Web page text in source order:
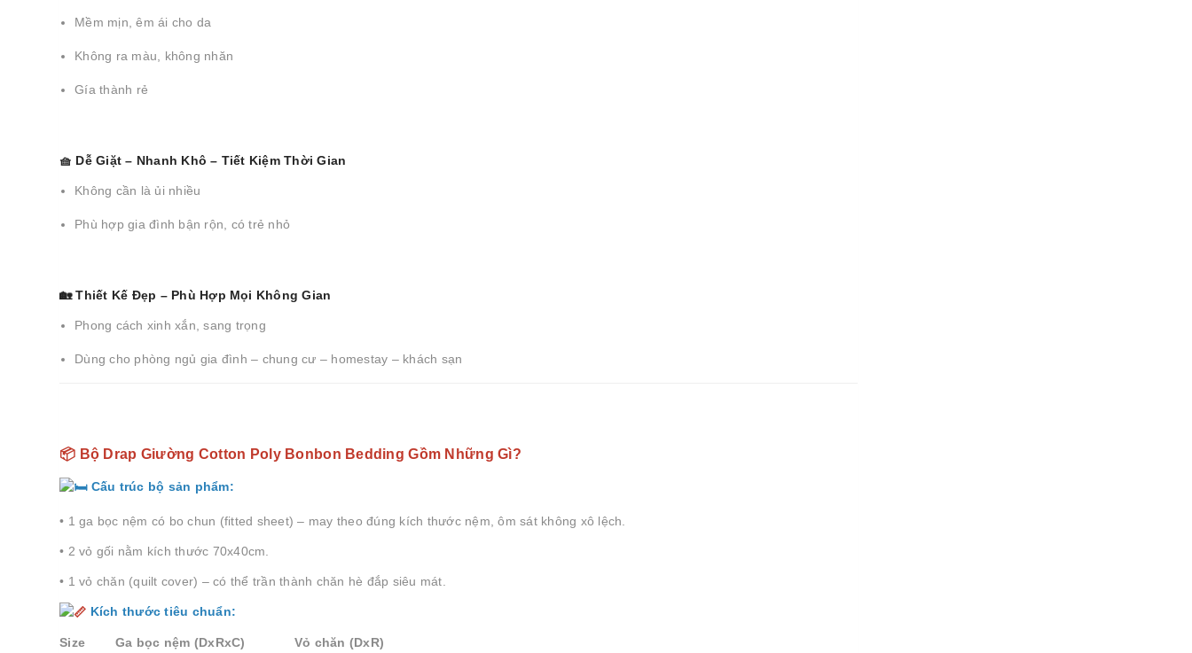
Mềm mịn, êm ái cho da
Không ra màu, không nhăn
Gía thành rẻ
🧺 Dễ Giặt – Nhanh Khô – Tiết Kiệm Thời Gian
Không cần là ủi nhiều
Phù hợp gia đình bận rộn, có trẻ nhỏ
🏡 Thiết Kế Đẹp – Phù Hợp Mọi Không Gian
Phong cách xinh xắn, sang trọng
Dùng cho phòng ngủ gia đình – chung cư – homestay – khách sạn
📦 Bộ Drap Giường Cotton Poly Bonbon Bedding Gồm Những Gì?
Cấu trúc bộ sản phẩm:
• 1 ga bọc nệm có bo chun (fitted sheet) – may theo đúng kích thước nệm, ôm sát không xô lệch.
• 2 vỏ gối nằm kích thước 70x40cm.
• 1 vỏ chăn (quilt cover) – có thể trần thành chăn hè đắp siêu mát.
Kích thước tiêu chuẩn:
Size Ga bọc nệm (DxRxC) Vỏ chăn (DxR)